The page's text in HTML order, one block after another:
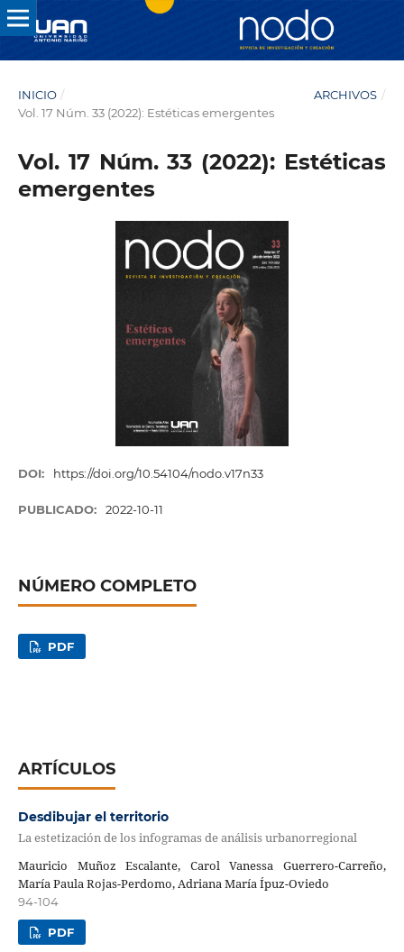
INICIO / ARCHIVOS /
Vol. 17 Núm. 33 (2022): Estéticas emergentes
Vol. 17 Núm. 33 (2022): Estéticas
emergentes
DOI: https://doi.org/10.54104/nodo.v17n33
PUBLICADO: 2022-10-11
NÚMERO COMPLETO
PDF
ARTÍCULOS
Desdibujar el territorio
La estetización de los infogramas de análisis urbanorregional
Mauricio Muñoz Escalante, Carol Vanessa Guerrero-Carreño,
María Paula Rojas-Perdomo, Adriana María Ípuz-Oviedo
94-104
PDF